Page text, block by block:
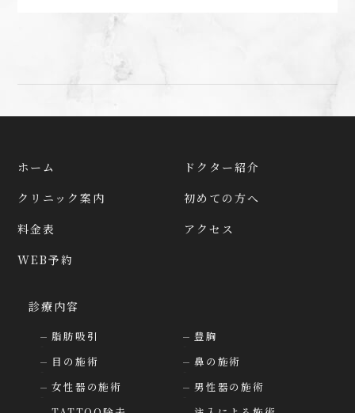
ホーム
ドクター紹介
クリニック案内
初めての方へ
料金表
アクセス
WEB予約
診療内容
脂肪吸引
豊胸
目の施術
鼻の施術
女性器の施術
男性器の施術